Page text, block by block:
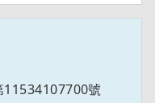
11534107700號